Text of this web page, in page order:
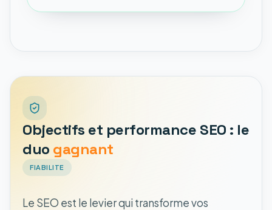
Objectifs et performance SEO : le
duo gagnant
FIABILITE
Le SEO est le levier qui transforme vos